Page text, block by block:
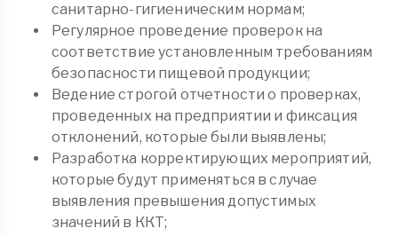
санитарно-гигиеническим нормам;
Регулярное проведение проверок на
соответствие установленным требованиям
безопасности пищевой продукции;
Ведение строгой отчетности о проверках,
проведенных на предприятии и фиксация
отклонений, которые были выявлены;
Разработка корректирующих мероприятий,
которые будут применяться в случае
выявления превышения допустимых
значений в ККТ;